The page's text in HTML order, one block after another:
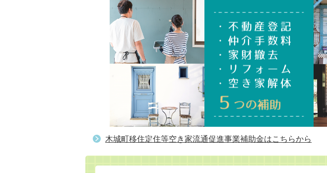
木城町移住定住等空き家流通促進事業補助金はこちらから